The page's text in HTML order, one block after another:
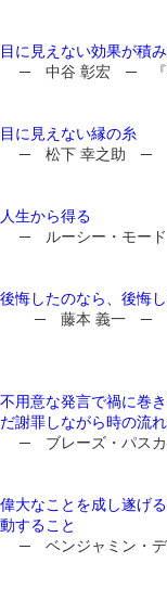
目に見えない効果が積
─ 中谷 彰宏 ─ 『不
目に見えない縁の糸
─ 松下 幸之助 ─ (
人生から得る
─ ルーシー・モー
後悔したのなら、後悔
─ 藤本 義一 ─ 『
不用意な発言で禍に巻
だ謝罪しながら時の流
─ ブレーズ・パス
偉大なことを成し遂げ
動すること
─ ベンジャミン・